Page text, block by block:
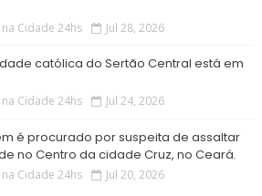
Cidade 24hs Jul 28, 2026
católica do Sertão Central está em
Cidade 24hs Jul 24, 2026
é procurado por suspeita de assaltar
no Centro da cidade Cruz, no Ceará.
Cidade 24hs Jul 20, 2026